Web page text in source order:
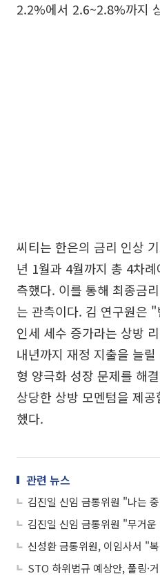
2.2%에서 2.6~2.8%까지
씨티는 한은의 금리 인상
년 1월과 4월까지 총 4차
측했다. 이를 통해 최종금
는 관측이다. 김 연구원은
인세 세수 증가라는 상방
내년까지 재정 지출을 늘
형 양극화 성장 문제를 해
상당한 상방 모멘텀을 제
했다.
관련 뉴스